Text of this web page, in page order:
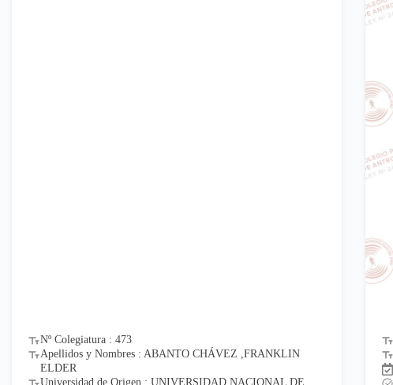
Nº Colegiatura : 473
Apellidos y Nombres : ABANTO CHÁVEZ ,FRANKLIN
ELDER
Universidad de Origen : UNIVERSIDAD NACIONAL DE